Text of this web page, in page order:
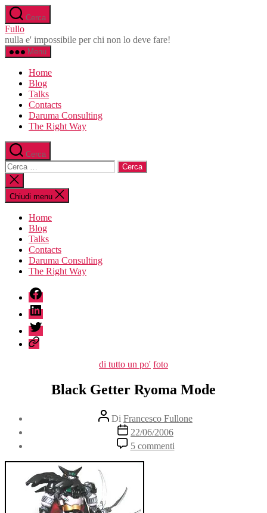
Salta
al
contenuto
Cerca
Fullo
nulla e' impossibile per chi non lo deve fare!
Menu
Home
Blog
Talks
Contacts
Daruma Consulting
The Right Way
Cerca
Cerca:
Chiudi
la
ricerca
Chiudi menu
Home
Blog
Talks
Contacts
Daruma Consulting
The Right Way
fb
linkedin
twitter
sessionize
Categorie
di tutto un po' foto
Black Getter Ryoma Mode
Autore
articolo
Di Francesco Fullone
Data
dell'articolo
22/06/2006
5 commentisu
Black